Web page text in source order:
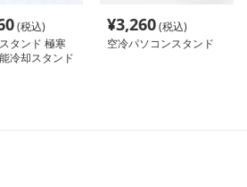
(税込)
タンド 極寒
冷却スタンド
¥3,260(税込)
空冷パソコンスタンド